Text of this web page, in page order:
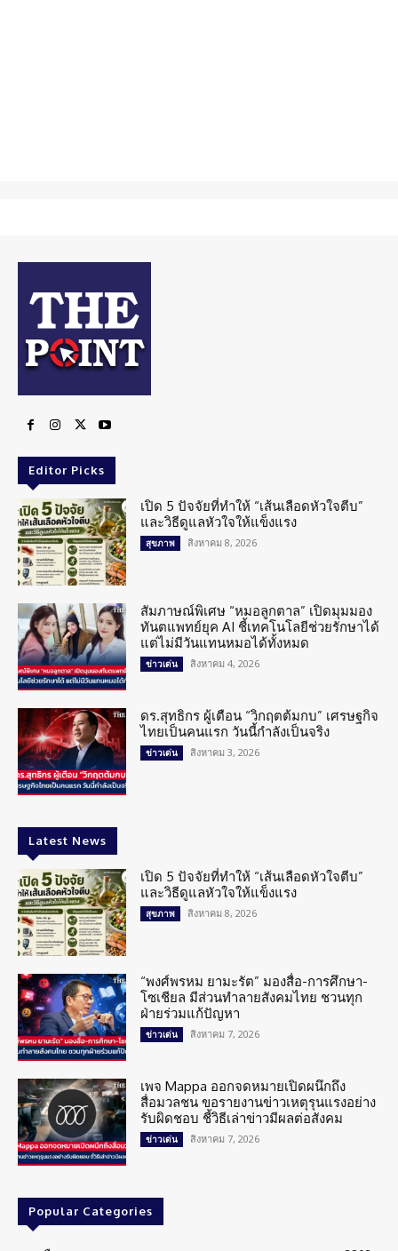
Editor Picks
เปิด 5 ปัจจัยที่ทำให้ “เส้นเลือดหัวใจตีบ”
และวิธีดูแลหัวใจให้แข็งแรง
สุขภาพ สิงหาคม 8, 2026
สัมภาษณ์พิเศษ “หมอลูกตาล” เปิดมุมมอง
ทันตแพทย์ยุค AI ชี้เทคโนโลยีช่วยรักษาได้
แต่ไม่มีวันแทนหมอได้ทั้งหมด
ข่าวเด่น สิงหาคม 4, 2026
ดร.สุทธิกร ผู้เตือน “วิกฤตต้มกบ” เศรษฐกิจ
ไทยเป็นคนแรก วันนี้กำลังเป็นจริง
ข่าวเด่น สิงหาคม 3, 2026
Latest News
เปิด 5 ปัจจัยที่ทำให้ “เส้นเลือดหัวใจตีบ”
และวิธีดูแลหัวใจให้แข็งแรง
สุขภาพ สิงหาคม 8, 2026
“พงศ์พรหม ยามะรัต” มองสื่อ-การศึกษา-
โซเชียล มีส่วนทำลายสังคมไทย ชวนทุก
ฝ่ายร่วมแก้ปัญหา
ข่าวเด่น สิงหาคม 7, 2026
เพจ Mappa ออกจดหมายเปิดผนึกถึง
สื่อมวลชน ขอรายงานข่าวเหตุรุนแรงอย่าง
รับผิดชอบ ชี้วิธีเล่าข่าวมีผลต่อสังคม
ข่าวเด่น สิงหาคม 7, 2026
Popular Categories